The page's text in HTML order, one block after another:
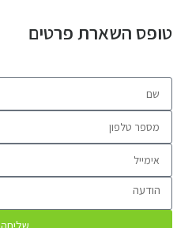
טופס השארת פרטים